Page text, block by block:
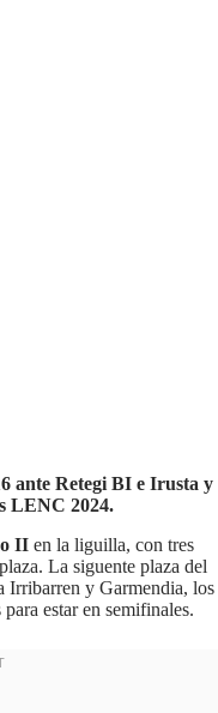
ante Retegi BI e Irusta y
LENC 2024.
II en la liguilla, con tres
La siguente plaza del
Irribarren y Garmendia, los
estar en semifinales.